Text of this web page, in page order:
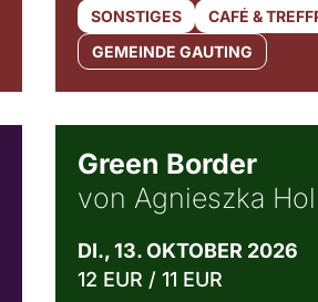
SONSTIGES
CAFÉ &
GEMEINDE GAUTING
Green Border
von Agnieszka
DI., 13. OKTOBER 2026
12 EUR / 11 EUR